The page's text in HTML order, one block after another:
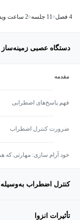
4 فصل 11 جلسه 2 ساعت ویدیو
دستگاه عصبی
مقدمه
فهم پاسخ‌های اضطرابی
ضرورت کنترل اضطراب
خود آرام سازی: مهارتی که
کنترل اضطراب
تأثیرات انزوا